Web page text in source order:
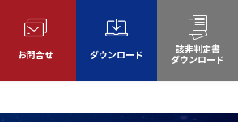
お問合せ ダウンロード
該非判定書
ダウンロード